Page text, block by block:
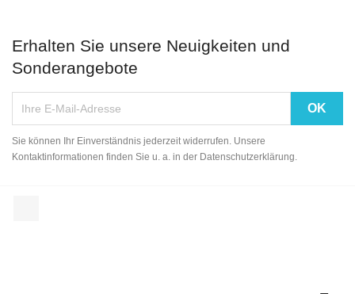
Erhalten Sie unsere Neuigkeiten und
Sonderangebote
Sie können Ihr Einverständnis jederzeit widerrufen. Unsere
Kontaktinformationen finden Sie u. a. in der Datenschutzerklärung.